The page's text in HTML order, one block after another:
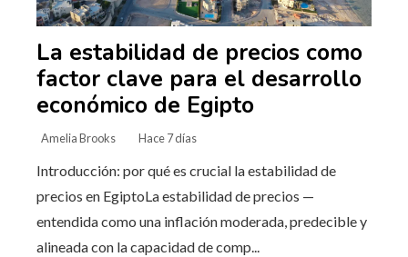
La estabilidad de precios como
factor clave para el desarrollo
económico de Egipto
Amelia Brooks Hace 7 días
Introducción: por qué es crucial la estabilidad de
precios en EgiptoLa estabilidad de precios —
entendida como una inflación moderada, predecible y
alineada con la capacidad de comp...